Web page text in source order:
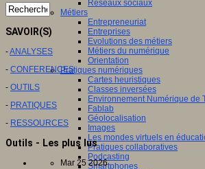
Réseaux sociaux
Métiers
Entrepreneuriat
Entreprises
Evolutions des métiers
Métiers du numérique
Orientation
Pratiques numériques
Cartes heuristiques
Classes inversées
Environnement Numérique de
Fablab
Géolocalisation
Images
Les mondes virtuels en
Pratiques collaboratives
Podcasting
Smartphones
SAVOIR(S)
-ANALYSES
- CONFERENCES
- OUTILS
- PRATIQUES
- RESSOURCES
Outils - Les plus lus
Mar 25 2026